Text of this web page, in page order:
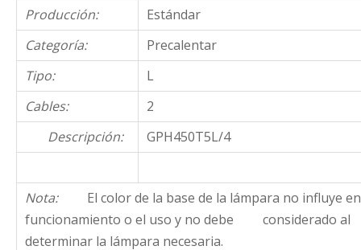
Producción:
Estándar
Categoría:
Precalentar
Tipo:
L
Cables:
2
Descripción:
GPH450T5L/4
Nota:El color de la base de la lámpara no influye
funcionamiento o el uso y no debe considerado al
determinar la lámpara necesaria.